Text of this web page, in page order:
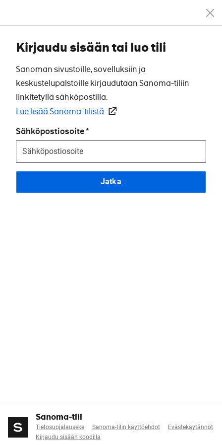
Kirjaudu sisään tai luo tili
Sanoman sivustoille, sovelluksiin ja
keskustelupalstoille kirjaudutaan Sanoma-tiliin
linkitetyllä sähköpostilla.
Lue lisää Sanoma-tilistä
Sähköpostiosoite
Jatka
Sanoma-tili
Tietosuojalauseke Sanoma-tilin käyttöehdot
Evästekäytännöt
Kirjaudu sisään koodilla